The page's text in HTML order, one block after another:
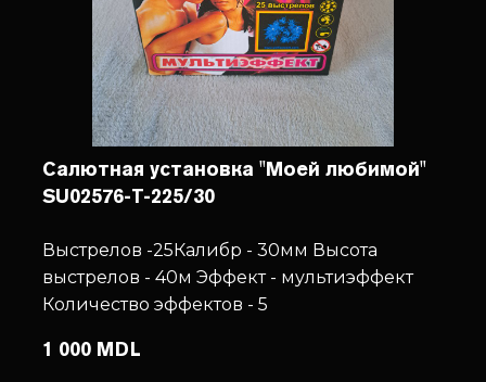
Салютная установка "Моей любимой"
SU02576-T-225/30
Выстрелов -25Калибр - 30мм Высота
выстрелов - 40м Эффект - мультиэффект
Количество эффектов - 5
1 000 MDL